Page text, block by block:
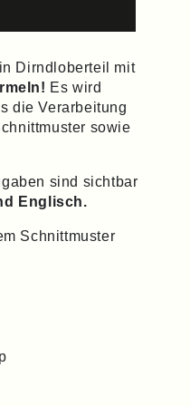
Dirndloberteil mit
Es wird
die Verarbeitung
sowie
sind sichtbar
Englisch.
Schnittmuster